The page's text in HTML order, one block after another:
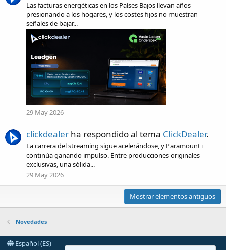
Las facturas energéticas en los Países Bajos llevan años
presionando a los hogares, y los costes fijos no muestran
señales de bajar...
29 May 2026
clickdealer ha respondido al tema ClickDealer.
La carrera del streaming sigue acelerándose, y Paramount+
continúa ganando impulso. Entre producciones originales
exclusivas, una sólida...
29 May 2026
Mostrar elementos antiguos
Novedades
Español (ES)